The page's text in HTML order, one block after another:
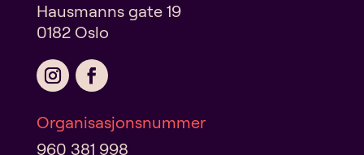
Hausmanns gate 19
0182 Oslo
Organisasjonsnummer
960 381 998